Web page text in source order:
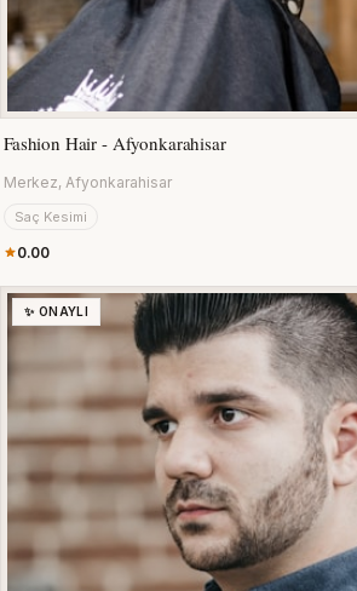
Fashion Hair - Afyonkarahisar
Merkez, Afyonkarahisar
Saç Kesimi
0.00
✨ ONAYLI